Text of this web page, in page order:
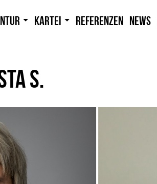
Kartei Referenzen News
S.